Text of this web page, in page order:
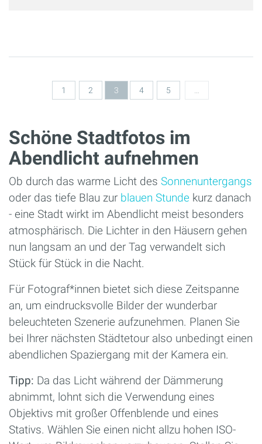
Seiten
1 2 3 4 5
Schöne Stadtfotos im
Abendlicht aufnehmen
Ob durch das warme Licht des Sonnenuntergangs
oder das tiefe Blau zur blauen Stunde kurz danach
- eine Stadt wirkt im Abendlicht meist besonders
atmosphärisch. Die Lichter in den Häusern gehen
nun langsam an und der Tag verwandelt sich
Stück für Stück in die Nacht.
Für Fotograf*innen bietet sich diese Zeitspanne
an, um eindrucksvolle Bilder der wunderbar
beleuchteten Szenerie aufzunehmen. Planen Sie
bei Ihrer nächsten Städtetour also unbedingt einen
abendlichen Spaziergang mit der Kamera ein.
Tipp: Da das Licht während der Dämmerung
abnimmt, lohnt sich die Verwendung eines
Objektivs mit großer Offenblende und eines
Stativs. Wählen Sie einen nicht allzu hohen ISO-